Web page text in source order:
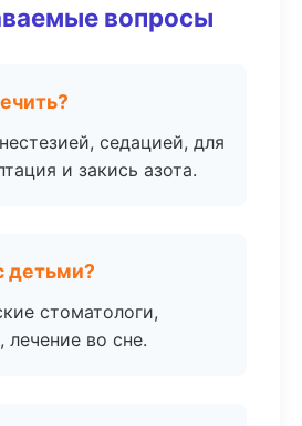
вопросы
седацией, для
и закись азота.
детьми?
стоматологи,
лечение во сне.